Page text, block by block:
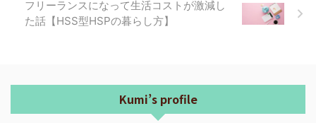
フリーランスになって生活コストが激減し
た話【HSS型HSPの暮らし方】
Kumi’s profile